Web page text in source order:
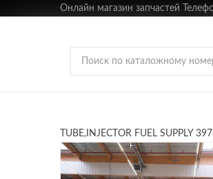
Онлайн магазин запчастей
TUBE,INJECTOR FUEL SUPPLY